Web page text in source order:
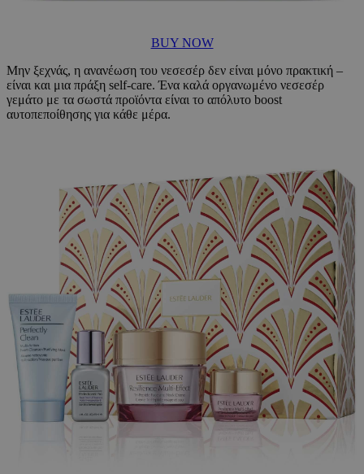
BUY NOW
Μην ξεχνάς, η ανανέωση του νεσεσέρ δεν είναι μόνο πρακτική –
είναι και μια πράξη self-care. Ένα καλά οργανωμένο νεσεσέρ
γεμάτο με τα σωστά προϊόντα είναι το απόλυτο boost
αυτοπεποίθησης για κάθε μέρα.